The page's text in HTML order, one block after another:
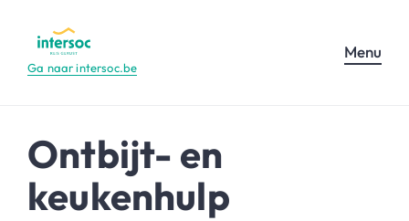
Ga naar intersoc.be
Menu
Ontbijt- en
keukenhulp